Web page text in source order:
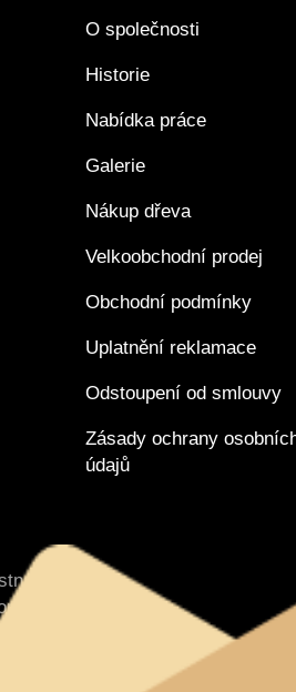
O společnosti
Historie
Nabídka práce
Galerie
Nákup dřeva
Velkoobchodní prodej
Obchodní podmínky
Uplatnění reklamace
Odstoupení od smlouvy
Zásady ochrany
údajů